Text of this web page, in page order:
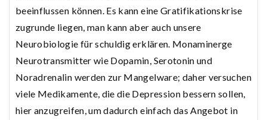
beeinflussen können. Es kann eine Gratifikationskrise
zugrunde liegen, man kann aber auch unsere
Neurobiologie für schuldig erklären. Monaminerge
Neurotransmitter wie Dopamin, Serotonin und
Noradrenalin werden zur Mangelware; daher versuchen
viele Medikamente, die die Depression bessern sollen,
hier anzugreifen, um dadurch einfach das Angebot in